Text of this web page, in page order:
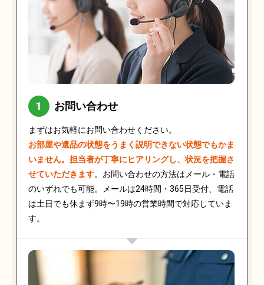
お問い合わせ
まずはお気軽にお問い合わせください。
お部屋や遺品の状態をうまく説明できない状態でもかま
いません。担当者が丁寧にヒアリングし、状況を把握さ
せていただきます。 お問い合わせの方法はメール・電話
のいずれでも可能。メールは24時間・365日受付、電話
は土日でも休まず9時〜19時の営業時間で対応していま
す。